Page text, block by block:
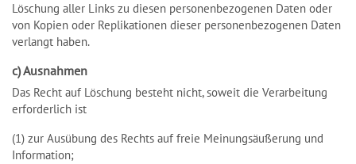
Löschung aller Links zu diesen personenbezogenen Daten oder
von Kopien oder Replikationen dieser personenbezogenen Daten
verlangt haben.
c) Ausnahmen
Das Recht auf Löschung besteht nicht, soweit die Verarbeitung
erforderlich ist
(1) zur Ausübung des Rechts auf freie Meinungsäußerung und
Information;